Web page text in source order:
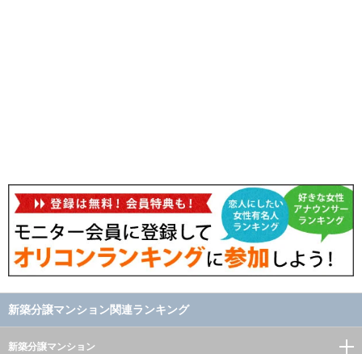
新築分譲マンション関連ランキング
新築分譲マンション